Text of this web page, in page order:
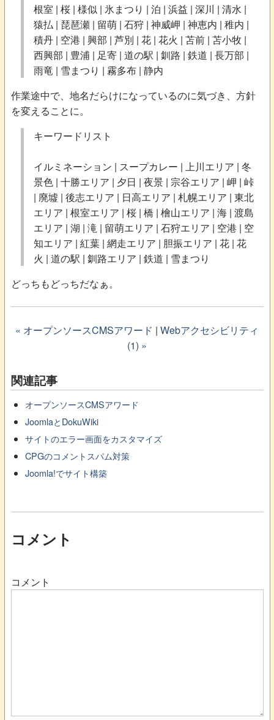
根室 | 桜 | 様似 | 氷まつり | 泊 | 浜益 | 深川 | 清水 |
猿払 | 琵琶瀬 | 留萌 | 石狩 | 神威岬 | 神恵内 | 稚内 |
積丹 | 空港 | 興部 | 芦別 | 花 | 花火 | 苫前 | 苫小牧 |
西興部 | 豊浦 | 足寄 | 道の駅 | 釧路 | 鉄道 | 長万部 |
雨竜 | 雪まつり | 霧多布 | 静内
作業途中で、地名だらけになっているのに気づき、方針
を変えることに。
キーワードリスト
イルミネーション | スープカレー | 上川エリア | 冬
景色 | 十勝エリア | 夕日 | 夜景 | 宗谷エリア | 岬 | 峠
| 廃墟 | 後志エリア | 日高エリア | 札幌エリア | 東北
エリア | 根室エリア | 桜 | 橋 | 檜山エリア | 海 | 渡島
エリア | 湖 | 滝 | 留萌エリア | 石狩エリア | 空港 | 空
知エリア | 紅葉 | 網走エリア | 胆振エリア | 花 | 花
火 | 道の駅 | 釧路エリア | 鉄道 | 雪まつり
どっちもどっちだなぁ。
« オープンソースCMSアワード | Webアクセシビリティ
(1) »
関連記事
オープンソースCMSアワード
JoomlaとDokuWiki
サイトのエラー画面をカスタマイズ
CPGのコメントスパム対策
Joomla!でサイト構築
コメント
コメント